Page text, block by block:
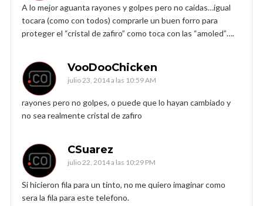
A lo mejor aguanta rayones y golpes pero no caidas…igual
tocara (como con todos) comprarle un buen forro para
proteger el “cristal de zafiro” como toca con las “amoled”….
VooDooChicken
julio 23, 2014 a las 10:59 AM
rayones pero no golpes, o puede que lo hayan cambiado y
no sea realmente cristal de zafiro
CSuarez
julio 22, 2014 a las 10:29 PM
Si hicieron fila para un tinto, no me quiero imaginar como
sera la fila para este telefono.